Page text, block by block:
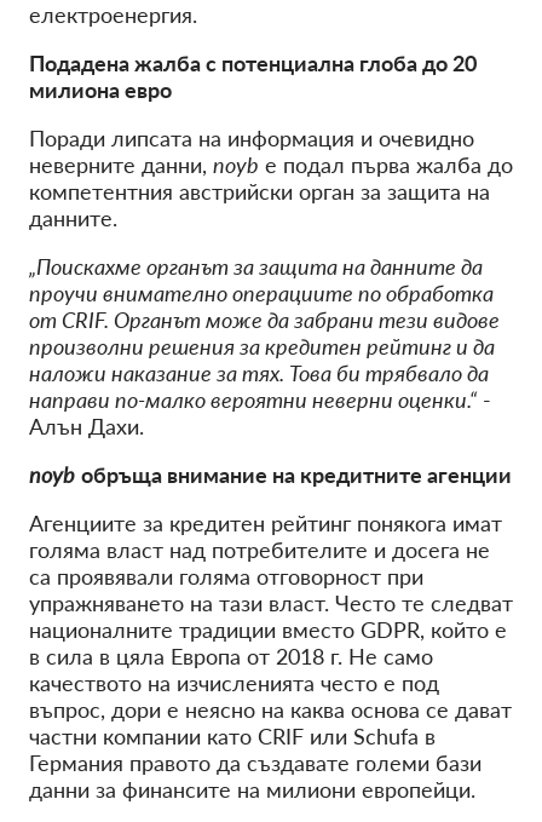
електроенергия.
Подадена жалба с потенциална глоба до 20
милиона евро
Поради липсата на информация и очевидно
неверните данни, noyb е подал първа жалба до
компетентния австрийски орган за защита на
данните.
„Поискахме органът за защита на данните да
проучи внимателно операциите по обработка
от CRIF. Органът може да забрани тези видове
произволни решения за кредитен рейтинг и да
наложи наказание за тях. Това би трябвало да
направи по-малко вероятни неверни оценки.“-
Алън Дахи.
noyb обръща внимание на кредитните агенции
Агенциите за кредитен рейтинг понякога имат
голяма власт над потребителите и досега не
са проявявали голяма отговорност при
упражняването на тази власт. Често те следват
националните традиции вместо GDPR, който е
в сила в цяла Европа от 2018 г. Не само
качеството на изчисленията често е под
въпрос, дори е неясно на каква основа се дават
частни компании като CRIF или Schufa в
Германия правото да създавате големи бази
данни за финансите на милиони европейци.